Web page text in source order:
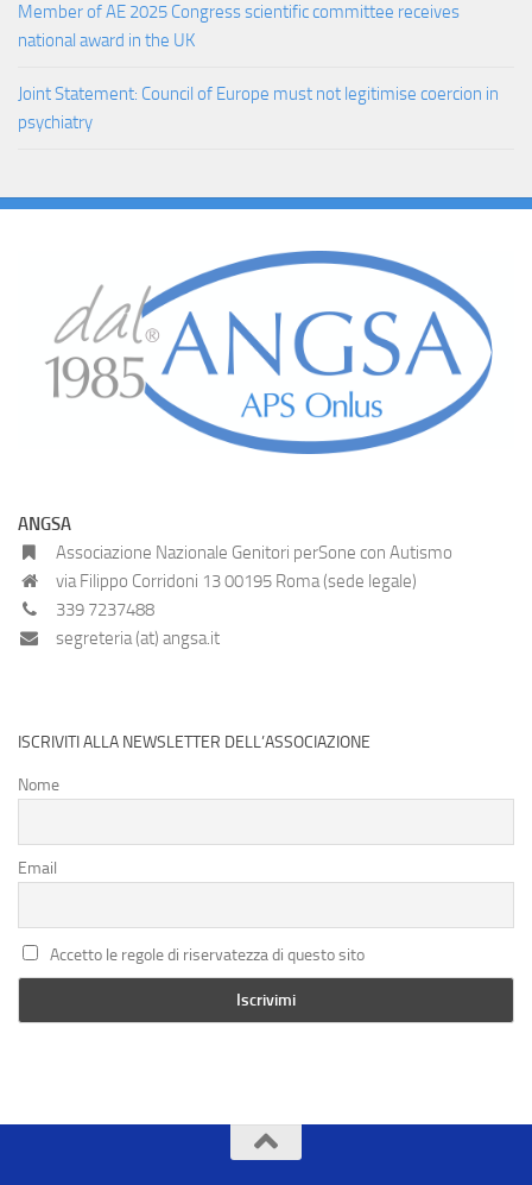
Member of AE 2025 Congress scientific committee receives
national award in the UK
Joint Statement: Council of Europe must not legitimise coercion in
psychiatry
ANGSA
Associazione Nazionale Genitori perSone con Autismo
via Filippo Corridoni 13 00195 Roma (sede legale)
339 7237488
segreteria (at) angsa.it
ISCRIVITI ALLA NEWSLETTER DELL’ASSOCIAZIONE
Nome
Email
Accetto le regole di riservatezza di questo sito